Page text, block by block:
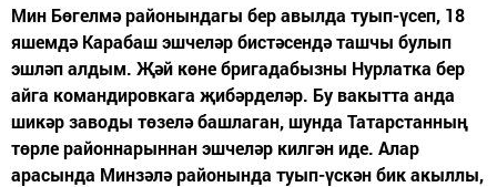
Мин Бөгелмә районындагы бер авылда туып-үсеп, 18
яшемдә Карабаш эшчеләр бистәсендә ташчы булып
эшләп алдым. Җәй көне бригадабызны Нурлатка бер
айга командировкага җибәрделәр. Бу вакытта анда
шикәр заводы төзелә башлаган, шунда Татарстанның
төрле районнарыннан эшчеләр килгән иде. Алар
арасында Минзәлә районында туып-үскән бик акыллы,